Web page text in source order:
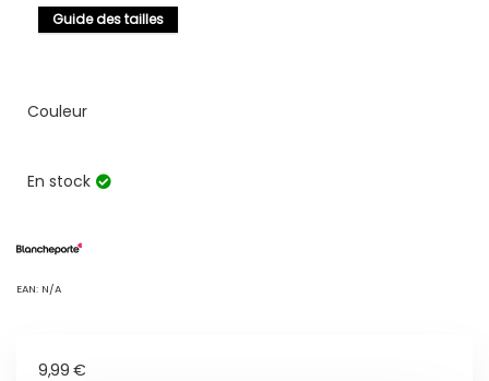
Guide des tailles
Couleur
En stock
EAN: N/A
9,99 €